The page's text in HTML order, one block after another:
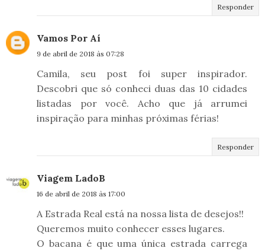
Responder
Vamos Por Aí
9 de abril de 2018 às 07:28
Camila, seu post foi super inspirador.
Descobri que só conheci duas das 10 cidades
listadas por você. Acho que já arrumei
inspiração para minhas próximas férias!
Responder
Viagem LadoB
16 de abril de 2018 às 17:00
A Estrada Real está na nossa lista de desejos!!
Queremos muito conhecer esses lugares.
O bacana é que uma única estrada carrega